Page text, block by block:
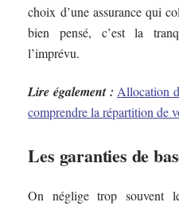
choix d’une assurance qui
bien pensé, c’est la
l’imprévu.
Lire également : Allocation
comprendre la répartition de
Les garanties de
On néglige trop souvent